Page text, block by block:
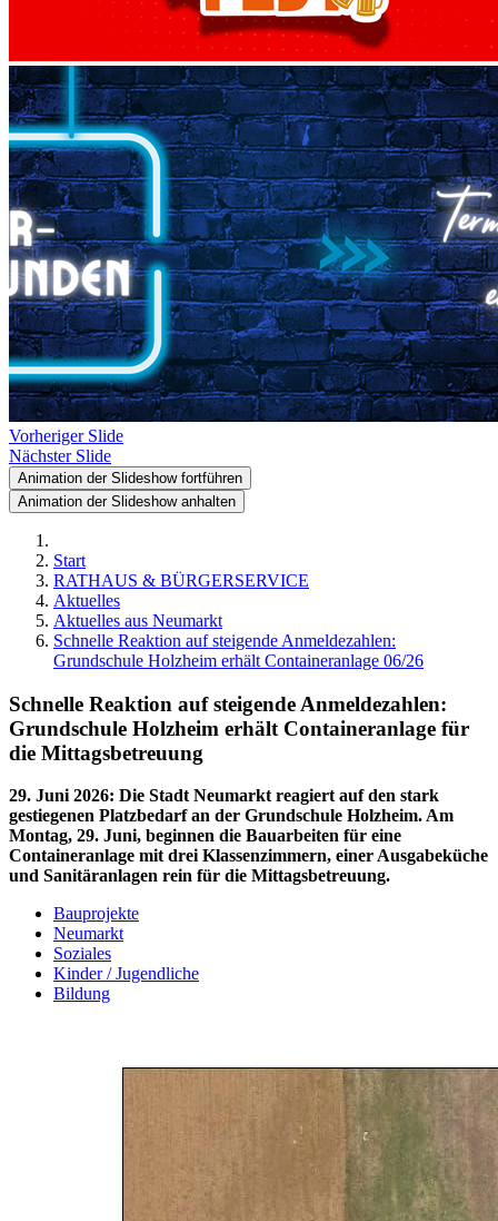
Vorheriger Slide
Nächster Slide
Animation der Slideshow fortführen
Animation der Slideshow anhalten
Start
RATHAUS & BÜRGERSERVICE
Aktuelles
Aktuelles aus Neumarkt
Schnelle Reaktion auf steigende Anmeldezahlen:
Grundschule Holzheim erhält Containeranlage 06/26
Schnelle Reaktion auf steigende Anmeldezahlen:
Grundschule Holzheim erhält Containeranlage für
die Mittagsbetreuung
29. Juni 2026: Die Stadt Neumarkt reagiert auf den stark
gestiegenen Platzbedarf an der Grundschule Holzheim. Am
Montag, 29. Juni, beginnen die Bauarbeiten für eine
Containeranlage mit drei Klassenzimmern, einer Ausgabeküche
und Sanitäranlagen rein für die Mittagsbetreuung.
Bauprojekte
Neumarkt
Soziales
Kinder / Jugendliche
Bildung